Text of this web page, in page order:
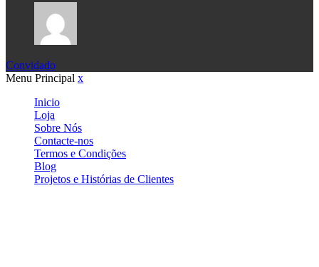
Convidado
Menu Principal x
Inicio
Loja
Sobre Nós
Contacte-nos
Termos e Condições
Blog
Projetos e Histórias de Clientes